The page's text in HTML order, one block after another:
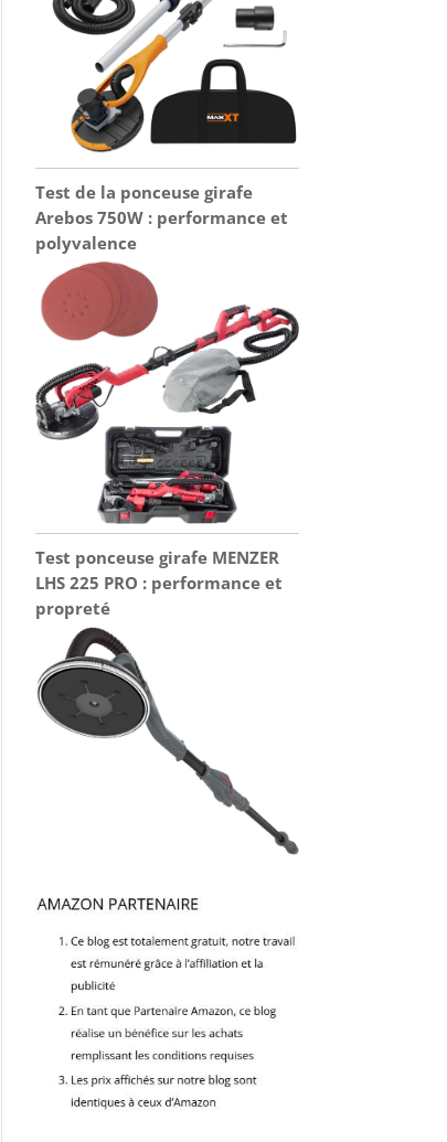
Test de la ponceuse girafe
Arebos 750W : performance et
polyvalence
Test ponceuse girafe MENZER
LHS 225 PRO : performance et
propreté